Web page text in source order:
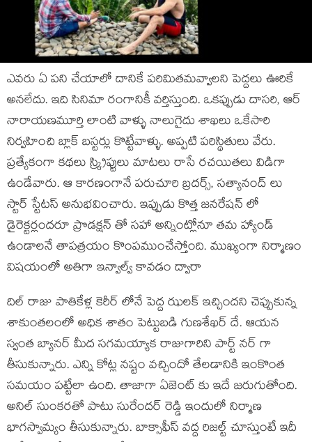
ఎవరు ఏ పని చేయాలో దానికే పరిమితమవ్వాలని పెద్దలు ఊరికే
అనలేదు. ఇది సినిమా రంగానికీ వర్తిస్తుంది. ఒకప్పుడు దాసరి, ఆర్
నారాయణమూర్తి లాంటి వాళ్ళు నాలుగైదు శాఖలు ఒకేసారి
నిర్వహించి బ్లాక్ బస్టర్లు కొట్టేవాళ్ళు. అప్పటి పరిస్థితులు వేరు.
ప్రత్యేకంగా కథలు స్క్రిప్టులు మాటలు రాసే రచయితలు విడిగా
ఉండేవారు. ఆ కారణంగానే పరుచూరి బ్రదర్స్, సత్యానంద్ లు
స్టార్ స్టేటస్ అనుభవించారు. ఇప్పుడు కొత్త జనరేషన్ లో
డైరెక్టర్లందరూ ప్రొడక్షన్ తో సహా అన్నింట్లోనూ తమ హ్యాండ్
ఉండాలనే తాపత్రయం కొంపముంచేస్తోంది. ముఖ్యంగా నిర్మాణం
విషయంలో అతిగా ఇన్వాల్వ్ కావడం ద్వారా
దిల్ రాజు పాతికేళ్ల కెరీర్ లోనే పెద్ద ఝలక్ ఇచ్చిందని చెప్పుకున్న
శాకుంతలంలో అధిక శాతం పెట్టుబడి గుణశేఖర్ దే. ఆయన
స్వంత బ్యానర్ మీద సగమయ్యాక రాజుగారిని పార్ట్ నర్ గా
తీసుకున్నారు. ఎన్ని కోట్ల నష్టం వచ్చిందో తేలడానికి ఇంకొంత
సమయం పట్టేలా ఉంది. తాజాగా ఏజెంట్ కు ఇదే జరుగుతోంది.
అనిల్ సుంకరతో పాటు సురేందర్ రెడ్డి ఇందులో నిర్మాణ
భాగస్వామ్యం తీసుకున్నారు. బాక్సాఫీస్ వద్ద రిజల్ట్ చూస్తుంటే ఇదీ